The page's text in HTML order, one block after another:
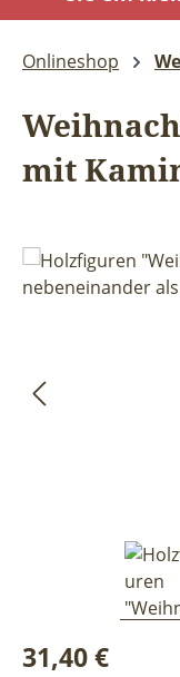
Onlineshop
mit
Bildergalerie
Regulärer Preis:
31,40 €